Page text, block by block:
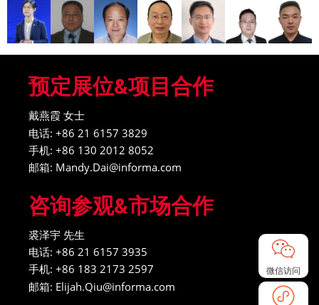
预定展位&项目合作
戴燕霞 女士
电话: +86 21 6157 3829
手机: +86 130 2012 8052
邮箱: Mandy.Dai@informa.com
咨询参观&市场合作
裘泽宇 先生
电话: +86 21 6157 3935
手机: +86 183 2173 2597
邮箱: Elijah.Qiu@informa.com
微信访问